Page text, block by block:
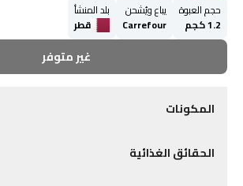
حجم العبوة
1.2 كجم
يباع ويُشحن
Carrefour
بلد المنشأ
قطر
غير متوفر
المكونات
الحقائق الغذائية